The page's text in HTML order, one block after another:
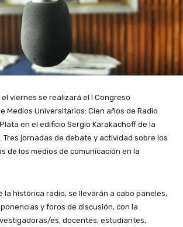
viernes se realizará el I Congreso
Medios Universitarios: Cien años de Radio
en el edificio Sergio Karakachoff de la
Tres jornadas de debate y actividad sobre los
de los medios de comunicación en la
la histórica radio, se llevarán a cabo paneles,
y foros de discusión, con la
es, docentes, estudiantes,